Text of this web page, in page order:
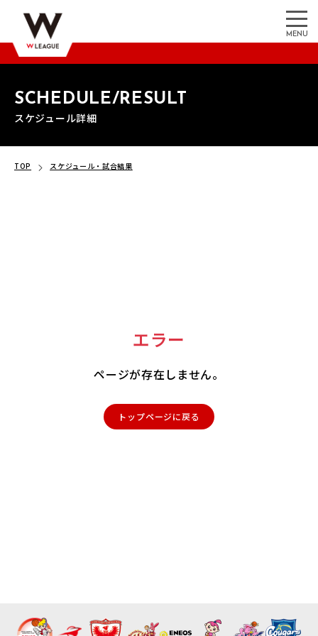
MENU
SCHEDULE/RESULT
スケジュール詳細
TOP スケジュール・試合結果
エラー
ページが存在しません。
トップページに戻る